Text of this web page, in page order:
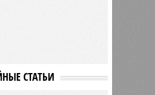
СТАТЬИ